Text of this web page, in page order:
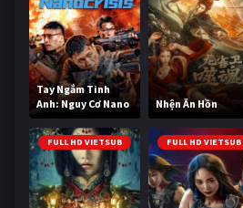
Tay Ngắm Tinh
Anh: Nguy Cơ Nano
Nhện Ăn Hồn
FULL HD VIETSUB FULL HD VIETSUB